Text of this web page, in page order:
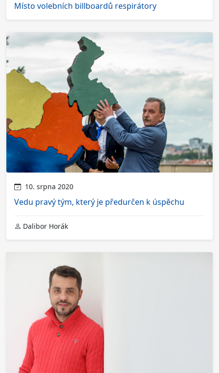
Místo volebních billboardů respirátory
10. srpna 2020
Vedu pravý tým, který je předurčen k úspěchu
Dalibor Horák